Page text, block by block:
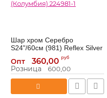
Шар хром Серебро
S24"/60см (981) Reflex Silver
(Колумбия) 224981-1
Артикул: 224981-1
Опт 360,00 руб
Розница 600,00